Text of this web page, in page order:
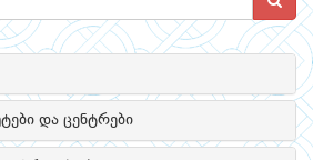
და ცენტრები